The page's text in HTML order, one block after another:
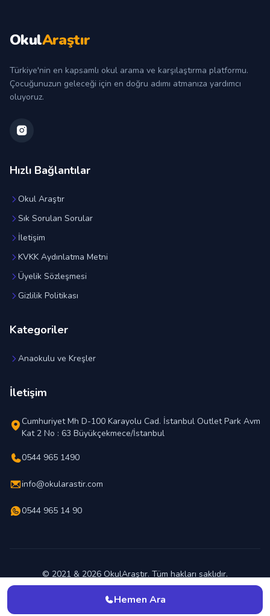
Hemen Ara
OkulAraştır
Türkiye'nin en kapsamlı okul arama ve karşılaştırma platformu.
Çocuğunuzun geleceği için en doğru adımı atmanıza yardımcı
oluyoruz.
Hızlı Bağlantılar
Okul Araştır
Sık Sorulan Sorular
İletişim
KVKK Aydınlatma Metni
Üyelik Sözleşmesi
Gizlilik Politikası
Kategoriler
Anaokulu ve Kreşler
İletişim
Cumhuriyet Mh D-100 Karayolu Cad. İstanbul Outlet Park Avm
Kat 2 No : 63 Büyükçekmece/İstanbul
0544 965 1490
info@okularastir.com
0544 965 14 90
© 2021 & 2026 OkulAraştır. Tüm hakları saklıdır.
En İyi Okul Hangisi ?